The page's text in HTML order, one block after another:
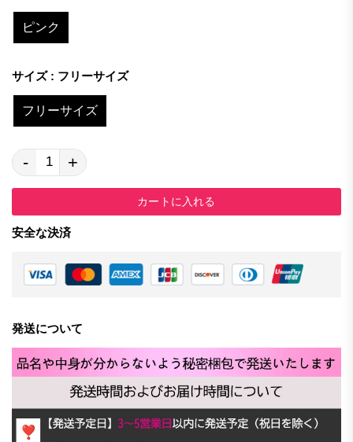
ピンク
サイズ : フリーサイズ
フリーサイズ
- +
カートに入れる
安全な決済
発送について